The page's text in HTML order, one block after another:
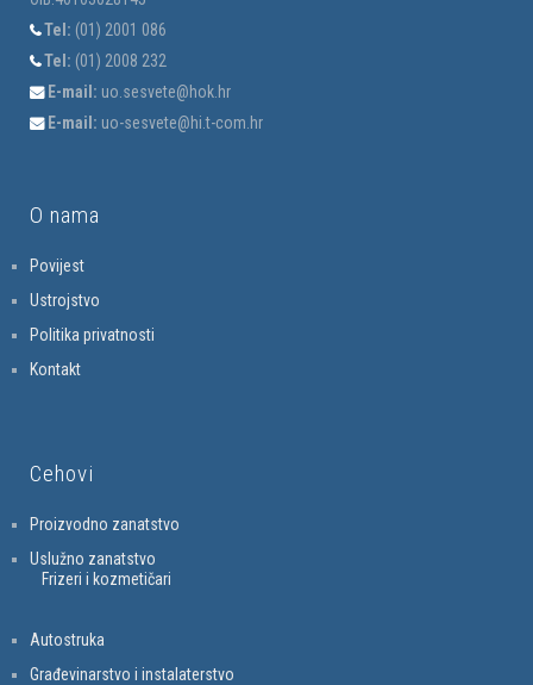
Tel: (01) 2001 086
Tel: (01) 2008 232
E-mail: uo.sesvete@hok.hr
E-mail: uo-sesvete@hi.t-com.hr
O nama
Povijest
Ustrojstvo
Politika privatnosti
Kontakt
Cehovi
Proizvodno zanatstvo
Uslužno zanatstvo
Frizeri i kozmetičari
Autostruka
Građevinarstvo i instalaterstvo